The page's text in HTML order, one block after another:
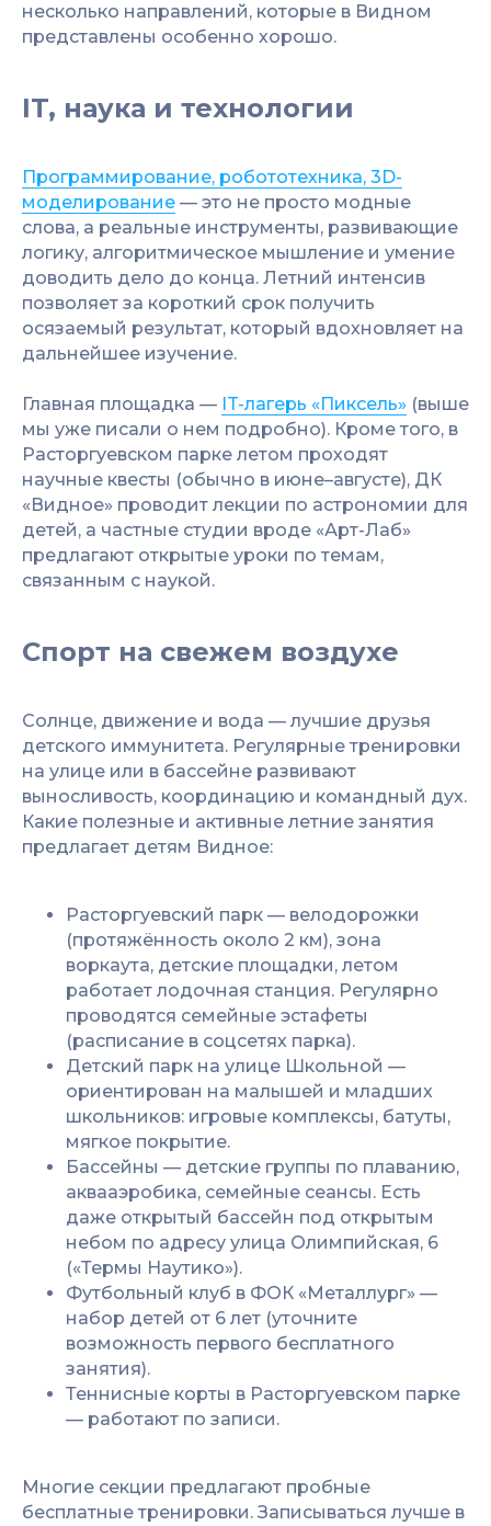
несколько направлений, которые в Видном
представлены особенно хорошо.
IT, наука и технологии
Программирование, робототехника, 3D-
моделирование — это не просто модные
слова, а реальные инструменты, развивающие
логику, алгоритмическое мышление и умение
доводить дело до конца. Летний интенсив
позволяет за короткий срок получить
осязаемый результат, который вдохновляет на
дальнейшее изучение.
Главная площадка — IT-лагерь «Пиксель» (выше
мы уже писали о нем подробно). Кроме того, в
Расторгуевском парке летом проходят
научные квесты (обычно в июне–августе), ДК
«Видное» проводит лекции по астрономии для
детей, а частные студии вроде «Арт-Лаб»
предлагают открытые уроки по темам,
связанным с наукой.
Спорт на свежем воздухе
Солнце, движение и вода — лучшие друзья
детского иммунитета. Регулярные тренировки
на улице или в бассейне развивают
выносливость, координацию и командный дух.
Какие полезные и активные летние занятия
предлагает детям Видное:
Расторгуевский парк — велодорожки
(протяжённость около 2 км), зона
воркаута, детские площадки, летом
работает лодочная станция. Регулярно
проводятся семейные эстафеты
(расписание в соцсетях парка).
Детский парк на улице Школьной —
ориентирован на малышей и младших
школьников: игровые комплексы, батуты,
мягкое покрытие.
Бассейны — детские группы по плаванию,
аквааэробика, семейные сеансы. Есть
даже открытый бассейн под открытым
небом по адресу улица Олимпийская, 6
(«Термы Наутико»).
Футбольный клуб в ФОК «Металлург» —
набор детей от 6 лет (уточните
возможность первого бесплатного
занятия).
Теннисные корты в Расторгуевском парке
— работают по записи.
Многие секции предлагают пробные
бесплатные тренировки. Записываться лучше в